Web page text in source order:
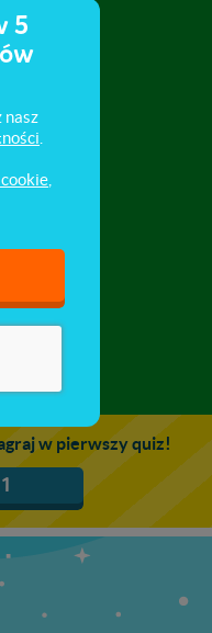
★★★
zwierząt
w pierwszy quiz!
5
nasz